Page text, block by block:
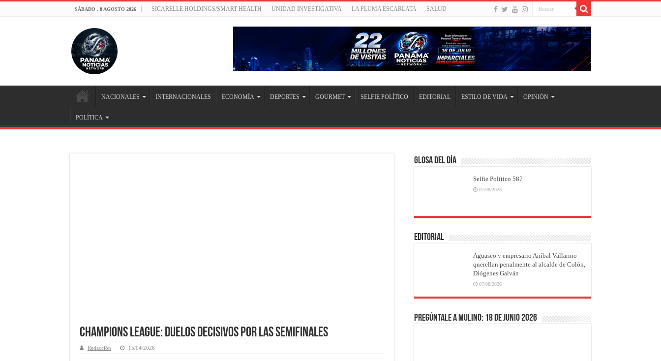
SÁBADO , 8 AGOSTO 2026 SICARELLE HOLDINGS/SMART HEALTH UNIDAD INVESTIGATIVA LA PLUMA ESCARLATA SALUD
NACIONALES INTERNACIONALES ECONOMÍA DEPORTES GOURMET SELFIE POLÍTICO EDITORIAL ESTILO DE VIDA OPINIÓN
POLÍTICA
Champions League: Duelos decisivos por las semifinales
Redacción 15/04/2026
Glosa del Día
Selfie Político 587
07/08/2026
EDITORIAL
Aguaseo y empresario Aníbal Vallarino
querellan penalmente al alcalde de Colón,
Diógenes Galván
07/08/2026
Pregúntale a Mulino: 18 de junio 2026